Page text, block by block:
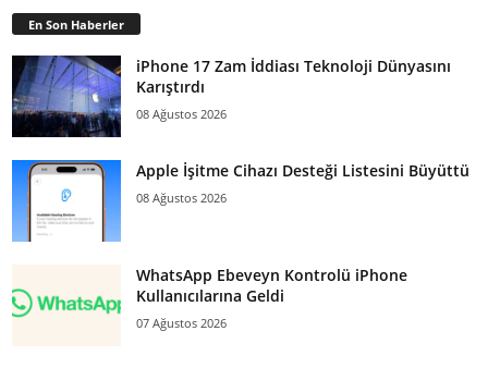
En Son Haberler
iPhone 17 Zam İddiası Teknoloji Dünyasını
Karıştırdı
08 Ağustos 2026
Apple İşitme Cihazı Desteği Listesini Büyüttü
08 Ağustos 2026
WhatsApp Ebeveyn Kontrolü iPhone
Kullanıcılarına Geldi
07 Ağustos 2026